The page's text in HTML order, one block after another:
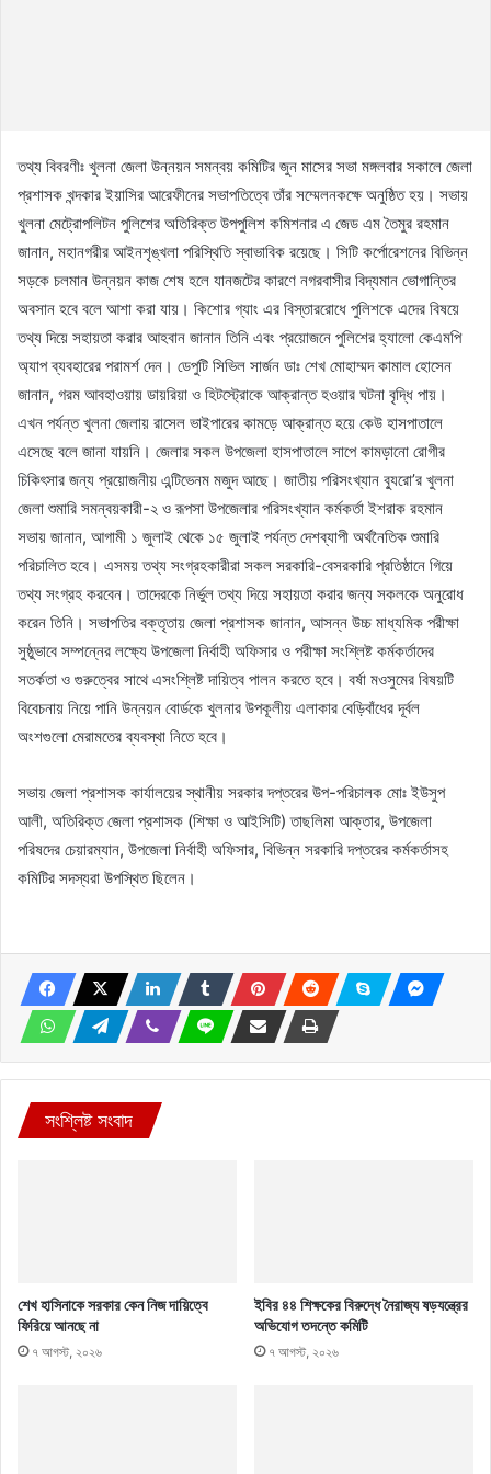
তথ্য বিবরণীঃ খুলনা জেলা উন্নয়ন সমন্বয় কমিটির জুন মাসের সভা মঙ্গলবার সকালে জেলা
প্রশাসক খন্দকার ইয়াসির আরেফীনের সভাপতিত্বে তাঁর সম্মেলনকক্ষে অনুষ্ঠিত হয়। সভায়
খুলনা মেট্রোপলিটন পুলিশের অতিরিক্ত উপপুলিশ কমিশনার এ জেড এম তৈমুর রহমান
জানান, মহানগরীর আইনশৃঙ্খলা পরিস্থিতি স্বাভাবিক রয়েছে। সিটি কর্পোরেশনের বিভিন্ন
সড়কে চলমান উন্নয়ন কাজ শেষ হলে যানজটের কারণে নগরবাসীর বিদ্যমান ভোগান্তির
অবসান হবে বলে আশা করা যায়। কিশোর গ্যাং এর বিস্তাররোধে পুলিশকে এদের বিষয়ে
তথ্য দিয়ে সহায়তা করার আহবান জানান তিনি এবং প্রয়োজনে পুলিশের হ্যালো কেএমপি
অ্যাপ ব্যবহারের পরামর্শ দেন। ডেপুটি সিভিল সার্জন ডাঃ শেখ মোহাম্মদ কামাল হোসেন
জানান, গরম আবহাওয়ায় ডায়রিয়া ও হিটস্ট্রোকে আক্রান্ত হওয়ার ঘটনা বৃদ্ধি পায়।
এখন পর্যন্ত খুলনা জেলায় রাসেল ভাইপারের কামড়ে আক্রান্ত হয়ে কেউ হাসপাতালে
এসেছে বলে জানা যায়নি। জেলার সকল উপজেলা হাসপাতালে সাপে কামড়ানো রোগীর
চিকিৎসার জন্য প্রয়োজনীয় এন্টিভেনম মজুদ আছে। জাতীয় পরিসংখ্যান ব্যুরো’র খুলনা
জেলা শুমারি সমন্বয়কারী-২ ও রূপসা উপজেলার পরিসংখ্যান কর্মকর্তা ইশরাক রহমান
সভায় জানান, আগামী ১ জুলাই থেকে ১৫ জুলাই পর্যন্ত দেশব্যাপী অর্থনৈতিক শুমারি
পরিচালিত হবে। এসময় তথ্য সংগ্রহকারীরা সকল সরকারি-বেসরকারি প্রতিষ্ঠানে গিয়ে
তথ্য সংগ্রহ করবেন। তাদেরকে নির্ভুল তথ্য দিয়ে সহায়তা করার জন্য সকলকে অনুরোধ
করেন তিনি। সভাপতির বক্তৃতায় জেলা প্রশাসক জানান, আসন্ন উচ্চ মাধ্যমিক পরীক্ষা
সুষ্ঠুভাবে সম্পন্নের লক্ষ্যে উপজেলা নির্বাহী অফিসার ও পরীক্ষা সংশ্লিষ্ট কর্মকর্তাদের
সতর্কতা ও গুরুত্বের সাথে এসংশ্লিষ্ট দায়িত্ব পালন করতে হবে। বর্ষা মওসুমের বিষয়টি
বিবেচনায় নিয়ে পানি উন্নয়ন বোর্ডকে খুলনার উপকূলীয় এলাকার বেড়িবাঁধের দূর্বল
অংশগুলো মেরামতের ব্যবস্থা নিতে হবে।
সভায় জেলা প্রশাসক কার্যালয়ের স্থানীয় সরকার দপ্তরের উপ-পরিচালক মোঃ ইউসুপ
আলী, অতিরিক্ত জেলা প্রশাসক (শিক্ষা ও আইসিটি) তাছলিমা আক্তার, উপজেলা
পরিষদের চেয়ারম্যান, উপজেলা নির্বাহী অফিসার, বিভিন্ন সরকারি দপ্তরের কর্মকর্তাসহ
কমিটির সদস্যরা উপস্থিত ছিলেন।
সংশ্লিষ্ট সংবাদ
শেখ হাসিনাকে সরকার কেন নিজ দায়িত্বে
ফিরিয়ে আনছে না
৭ আগস্ট, ২০২৬
ইবির ৪৪ শিক্ষকের বিরুদ্ধে নৈরাজ্য ষড়যন্ত্রের
অভিযোগ তদন্তে কমিটি
৭ আগস্ট, ২০২৬